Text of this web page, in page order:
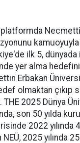
kamuoyuyla
ilk 5, dünyada
yer alma
Erbakan
olmaktan çıkıp
THE 2025 Dünya
son 50 yılda
2022 yılında
2025 yılında